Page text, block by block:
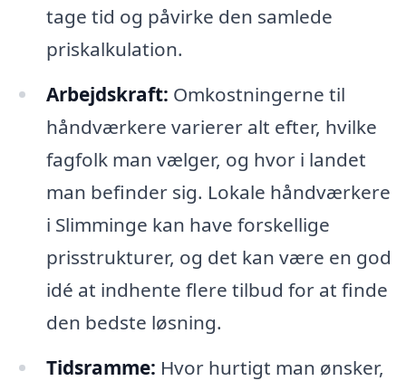
tage tid og påvirke den samlede
priskalkulation.
Arbejdskraft: Omkostningerne til
håndværkere varierer alt efter, hvilke
fagfolk man vælger, og hvor i landet
man befinder sig. Lokale håndværkere
i Slimminge kan have forskellige
prisstrukturer, og det kan være en god
idé at indhente flere tilbud for at finde
den bedste løsning.
Tidsramme: Hvor hurtigt man ønsker,